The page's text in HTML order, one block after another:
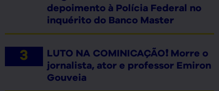
depoimento à Polícia Federal no
inquérito do Banco Master
LUTO NA COMINICAÇÃO❗ Morre o
jornalista, ator e professor Emiron
Gouveia